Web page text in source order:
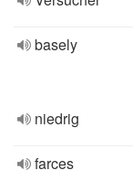
basely
niedrig
farces